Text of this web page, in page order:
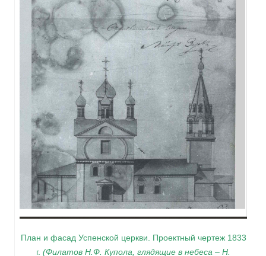
План и фасад Успенской церкви. Проектный чертеж 1833
г. (Филатов Н.Ф. Купола, глядящие в небеса – Н.